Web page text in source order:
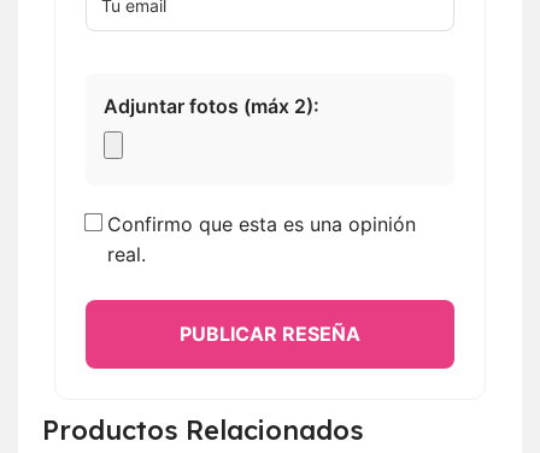
Adjuntar fotos (máx 2):
Confirmo que esta es una opinión
real.
PUBLICAR RESEÑA
Productos Relacionados